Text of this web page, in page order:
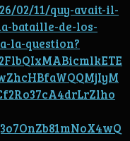
02/11/quy-avait-il-
bataille-de-los-
la-question?